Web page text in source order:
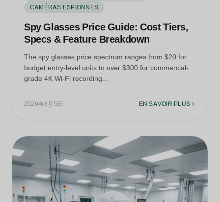
CAMÉRAS ESPIONNES
Spy Glasses Price Guide: Cost Tiers,
Specs & Feature Breakdown
The spy glasses price spectrum ranges from $20 for
budget entry-level units to over $300 for commercial-
grade 4K Wi-Fi recording...
2026年8月5日 EN SAVOIR PLUS